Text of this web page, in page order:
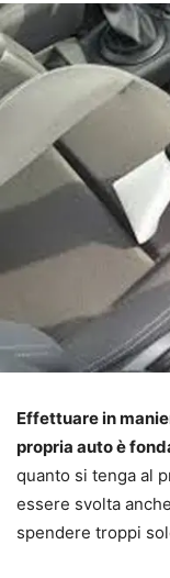
Effettuare in
propria auto è
quanto si tenga al
essere svolta
spendere troppi